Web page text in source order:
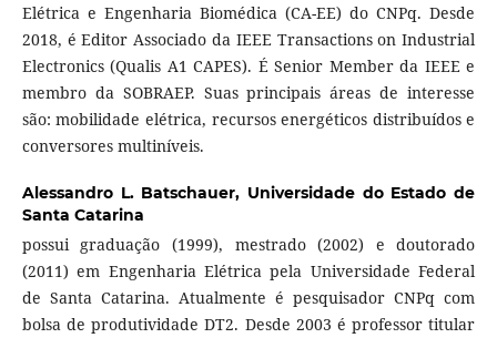
Elétrica e Engenharia Biomédica (CA-EE) do CNPq. Desde
2018, é Editor Associado da IEEE Transactions on Industrial
Electronics (Qualis A1 CAPES). É Senior Member da IEEE e
membro da SOBRAEP. Suas principais áreas de interesse
são: mobilidade elétrica, recursos energéticos distribuídos e
conversores multiníveis.
Alessandro L. Batschauer, Universidade do Estado de
Santa Catarina
possui graduação (1999), mestrado (2002) e doutorado
(2011) em Engenharia Elétrica pela Universidade Federal
de Santa Catarina. Atualmente é pesquisador CNPq com
bolsa de produtividade DT2. Desde 2003 é professor titular